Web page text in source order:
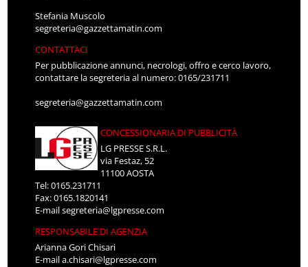
Stefania Muscolo
segreteria@gazzettamatin.com
CONTATTACI
Per pubblicazione annunci, necrologi, offro e cerco lavoro,
contattare la segreteria al numero: 0165/231711
segreteria@gazzettamatin.com
CONCESSIONARIA DI PUBBLICITÀ
LG PRESSE S.R.L.
via Festaz, 52
11100 AOSTA
Tel: 0165.231711
Fax: 0165.1820141
E-mailsegreteria@lgpresse.com
RESPONSABILE DI AGENZIA
Arianna Gori Chisari
E-maila.chisari@lgpresse.com